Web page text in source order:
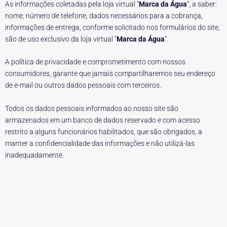
As informações coletadas pela loja virtual “Marca da Água“, a saber:
nome, número de telefone, dados necessários para a cobrança,
informações de entrega, conforme solicitado nos formulários do site,
são de uso exclusivo da loja virtual “Marca da Água“.
A política de privacidade e comprometimento com nossos
consumidores, garante que jamais compartilharemos seu endereço
de e-mail ou outros dados pessoais com terceiros.
Todos os dados pessoais informados ao nosso site são
armazenados em um banco de dados reservado e com acesso
restrito a alguns funcionários habilitados, que são obrigados, a
manter a confidencialidade das informações e não utilizá-las
inadequadamente.